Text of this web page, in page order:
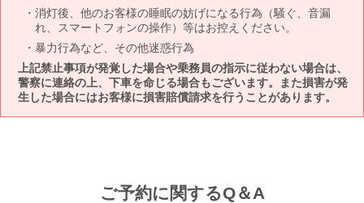
消灯後、他のお客様の睡眠の妨げになる行為（騒ぐ、音漏
れ、スマートフォンの操作）等はお控えください。
暴力行為など、その他迷惑行為
上記禁止事項が発覚した場合や乗務員の指示に従わない場合は、
警察に連絡の上、下車を命じる場合もございます。また損害が発
生した場合にはお客様に損害賠償請求を行うことがあります。
ご予約に関するQ＆A